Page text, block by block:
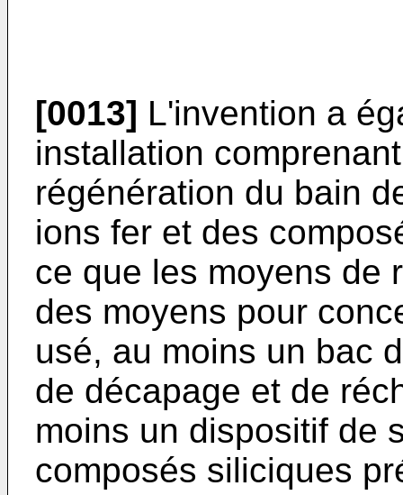
[0013] L'invention a
installation
régénération du bain
ions fer et des
ce que les moyens de
des moyens pour
usé, au moins un bac
de décapage et de
moins un dispositif de
composés siliciques